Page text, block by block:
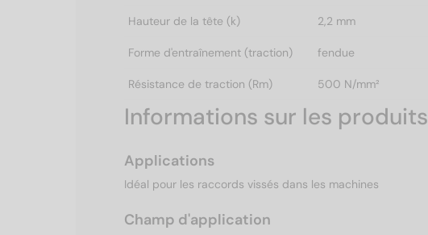
Hauteur de la tête (k) 2,2 mm
Forme d'entraînement (traction) fendue
Résistance de traction (Rm) 500 N/mm²
Informations sur les produits
Applications
Idéal pour les raccords vissés dans les machines
Champ d'application